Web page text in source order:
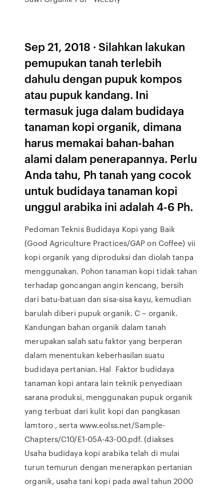
Sep 21, 2018 · Silahkan lakukan
pemupukan tanah terlebih
dahulu dengan pupuk kompos
atau pupuk kandang. Ini
termasuk juga dalam budidaya
tanaman kopi organik, dimana
harus memakai bahan-bahan
alami dalam penerapannya. Perlu
Anda tahu, Ph tanah yang cocok
untuk budidaya tanaman kopi
unggul arabika ini adalah 4-6 Ph.
Pedoman Teknis Budidaya Kopi yang Baik
(Good Agriculture Practices/GAP on Coffee) vii
kopi organik yang diproduksi dan diolah tanpa
menggunakan. Pohon tanaman kopi tidak tahan
terhadap goncangan angin kencang, bersih
dari batu-batuan dan sisa-sisa kayu, kemudian
barulah diberi pupuk organik. C – organik.
Kandungan bahan organik dalam tanah
merupakan salah satu faktor yang berperan
dalam menentukan keberhasilan suatu
budidaya pertanian. Hal Faktor budidaya
tanaman kopi antara lain teknik penyediaan
sarana produksi, menggunakan pupuk organik
yang terbuat dari kulit kopi dan pangkasan
lamtoro , serta www.eolss.net/Sample-
Chapters/C10/E1-05A-43-00.pdf. (diakses
Usaha budidaya kopi arabika telah di mulai
turun temurun dengan menerapkan pertanian
organik, usaha tani kopi pada awal tahun 2000